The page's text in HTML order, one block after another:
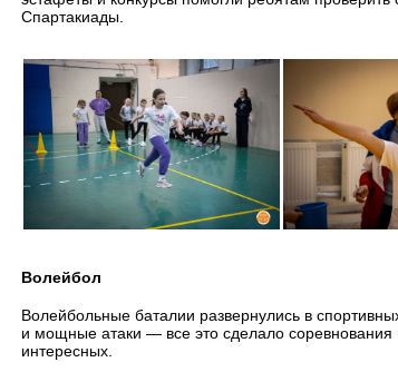
Спартакиады.
Волейбол
Волейбольные баталии развернулись в
и мощные атаки — все это сделало
интересных.